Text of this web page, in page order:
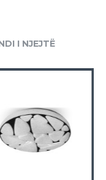
I NJEJTË